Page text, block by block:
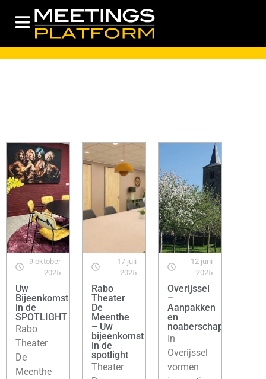
9 oktober
2025
Uw
Bijeenkomst
in de
SPOTLIGHT
Rabo
Theater
De
Meenthe
17 juli
2025
Rabo
Theater
De
Meenthe
– Uw
bijeenkomst
in de
spotlight
Theater
12 juni
2025
Overijssel
–
Aanpakken
en
noaberschap
In
Overijssel
vormen